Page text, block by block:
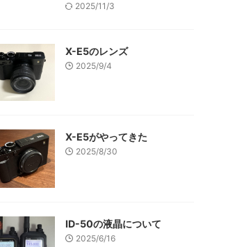
2025/11/3
X-E5のレンズ
2025/9/4
X-E5がやってきた
2025/8/30
ID-50の液晶について
2025/6/16